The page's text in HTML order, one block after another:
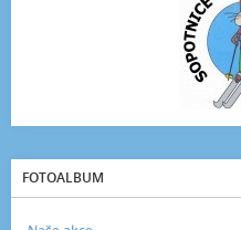
FOTOALBUM